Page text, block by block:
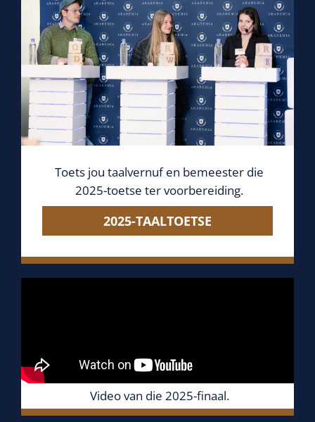
Toets jou taalvernuf en bemeester die
2025-toetse ter voorbereiding.
2025-TAALTOETSE
Video van die 2025-finaal.